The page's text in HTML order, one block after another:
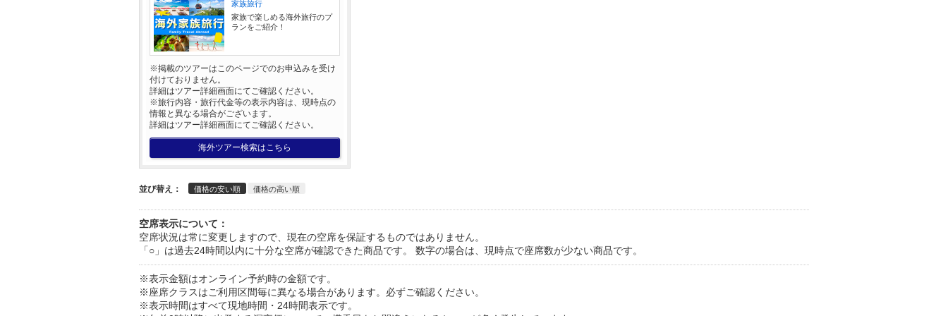
家族旅行
家族で楽しめる海外旅行のプ
ランをご紹介！
※掲載のツアーはこのページでのお申込みを受け
付けておりません。
詳細はツアー詳細画面にてご確認ください。
※旅行内容・旅行代金等の表示内容は、現時点の
情報と異なる場合がございます。
詳細はツアー詳細画面にてご確認ください。
海外ツアー検索はこちら
並び替え： 価格の安い順 価格の高い順
空席表示について：
空席状況は常に変更しますので、現在の空席を保証するものではありません。
「○」は過去24時間以内に十分な空席が確認できた商品です。 数字の場合は、現時点で座席数が少ない商品です。
※表示金額はオンライン予約時の金額です。
※座席クラスはご利用区間毎に異なる場合があります。必ずご確認ください。
※表示時間はすべて現地時間・24時間表示です。